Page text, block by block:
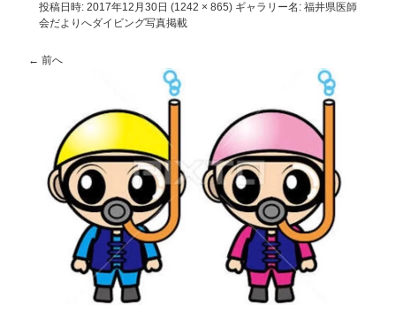
投稿日時: 2017年12月30日 (1242 × 865) ギャラリー名: 福井県医師
会だよりへダイビング写真掲載
← 前へ